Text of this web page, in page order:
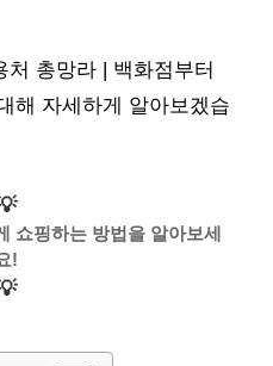
총망라 | 백화점부터
해 자세하게 알아보겠습
쇼핑하는 방법을 알아보세
!